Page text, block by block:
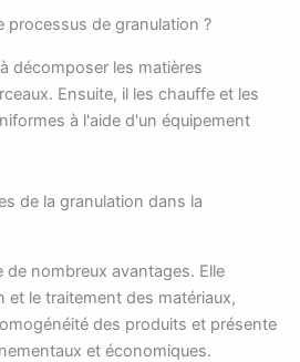
de granulation ?
décomposer les matières
Ensuite, il les chauffe et les
à l'aide d'un équipement
de la granulation dans la
de nombreux avantages. Elle
et le traitement des matériaux,
des produits et présente
et économiques.